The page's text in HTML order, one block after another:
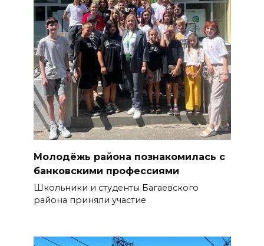
Молодёжь района познакомилась с
банковскими профессиями
Школьники и студенты Багаевского
района приняли участие